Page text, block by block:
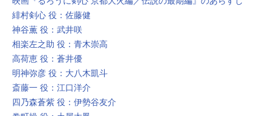
緋村剣心 役：佐藤健
神谷薫 役：武井咲
相楽左之助 役：青木崇高
高荷恵 役：蒼井優
明神弥彦 役：大八木凱斗
斎藤一 役：江口洋介
四乃森蒼紫 役：伊勢谷友介